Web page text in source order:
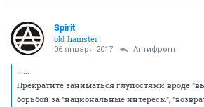
Spirit
old hamster
06 января 2017 Антифронт
......
Прекратите заниматься глупостями вроде
борьбой за "национальные интересы",